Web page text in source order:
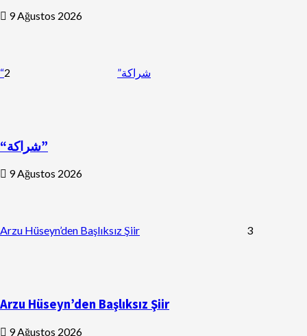
9 Ağustos 2026
“شراكة” 2
“شراكة”
9 Ağustos 2026
Arzu Hüseyn’den Başlıksız Şiir 3
Arzu Hüseyn’den Başlıksız Şiir
9 Ağustos 2026